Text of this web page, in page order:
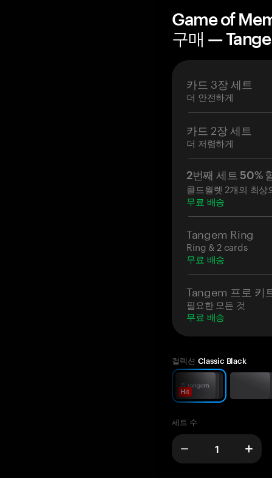
Game of
구매 —
카드 3장 세트
더 안전하게
카드 2장 세트
더 저렴하게
2번째 세트 50%
콜드월렛 2개의 최상
무료 배송
Tangem Ring
Ring & 2 cards
무료 배송
Tangem 프로 키
필요한 모든 것
무료 배송
컬렉션 Classic Black
Hit
세트 수